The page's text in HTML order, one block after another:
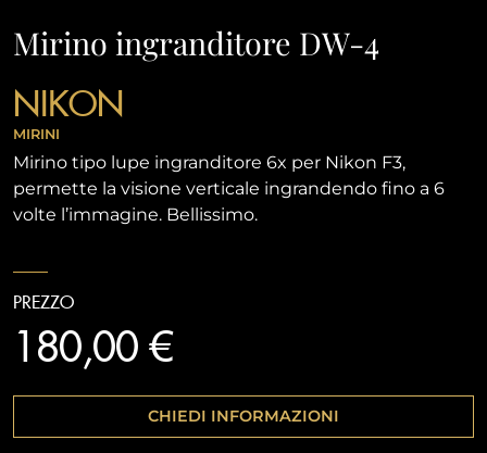
Mirino ingranditore DW-4
NIKON
MIRINI
Mirino tipo lupe ingranditore 6x per Nikon F3,
permette la visione verticale ingrandendo fino a 6
volte l’immagine. Bellissimo.
PREZZO
180,00 €
CHIEDI INFORMAZIONI